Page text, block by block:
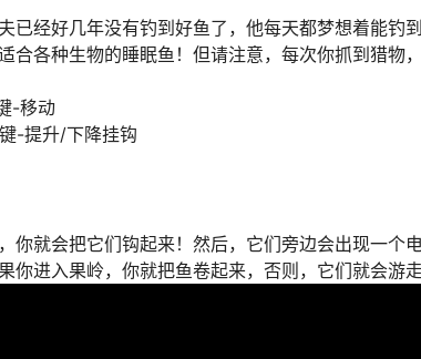
已经好几年没有钓到好鱼了，他每天都梦想着能钓
合各种生物的睡眠鱼！但请注意，每次你抓到猎物
-移动
键-提升/下降挂钩
你就会把它们钩起来！然后，它们旁边会出现一个
你进入果岭，你就把鱼卷起来，否则，它们就会游